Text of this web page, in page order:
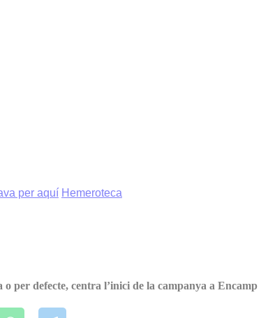
per aquí Hemeroteca
per defecte, centra l’inici de la campanya a Encamp